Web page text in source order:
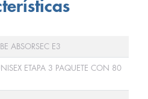
ABSORSEC E3
ETAPA 3 PAQUETE CON 80